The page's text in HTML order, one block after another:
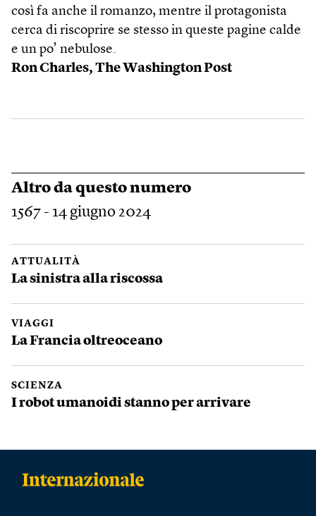
così fa anche il romanzo, mentre il protagonista
cerca di riscoprire se stesso in queste pagine calde
e un po’ nebulose.
Ron Charles, The Washington Post
Altro da questo numero
1567 - 14 giugno 2024
ATTUALITÀ
La sinistra alla riscossa
VIAGGI
La Francia oltreoceano
SCIENZA
I robot umanoidi stanno per arrivare